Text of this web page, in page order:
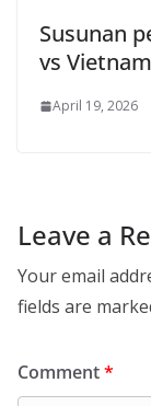
Susunan
vs
April 19, 2026
Leave a
Your email
fields are
Comment*